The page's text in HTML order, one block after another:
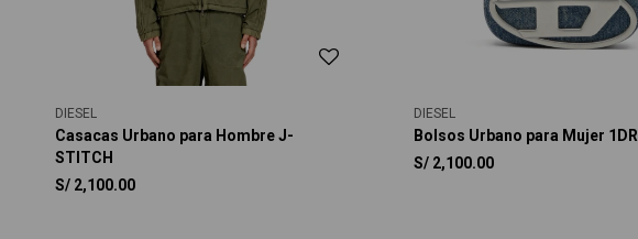
DIESEL
Casacas Urbano para Hombre J-
STITCH
S/ 2,100.00
DIESEL
Bolsos Urbano para Mujer 1DR
S/ 2,100.00